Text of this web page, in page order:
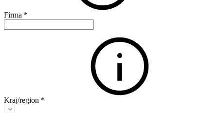
Firma *
Kraj/region *